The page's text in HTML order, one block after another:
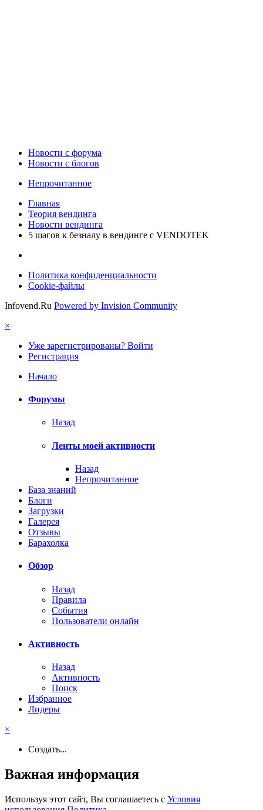
Новости c форума
Новости с блогов
Непрочитанное
Главная
Теория вендинга
Новости вендинга
5 шагов к безналу в вендинге c VENDOTEK
Политика конфиденциальности
Cookie-файлы
Infovend.Ru Powered by Invision Community
×
Уже зарегистрированы? Войти
Регистрация
Начало
Форумы
Назад
Ленты моей активности
Назад
Непрочитанное
База знаний
Блоги
Загрузки
Галерея
Отзывы
Барахолка
Обзор
Назад
Правила
События
Пользователи онлайн
Активность
Назад
Активность
Поиск
Избранное
Лидеры
×
Создать...
Важная информация
Используя этот сайт, Вы соглашаетесь с Условия